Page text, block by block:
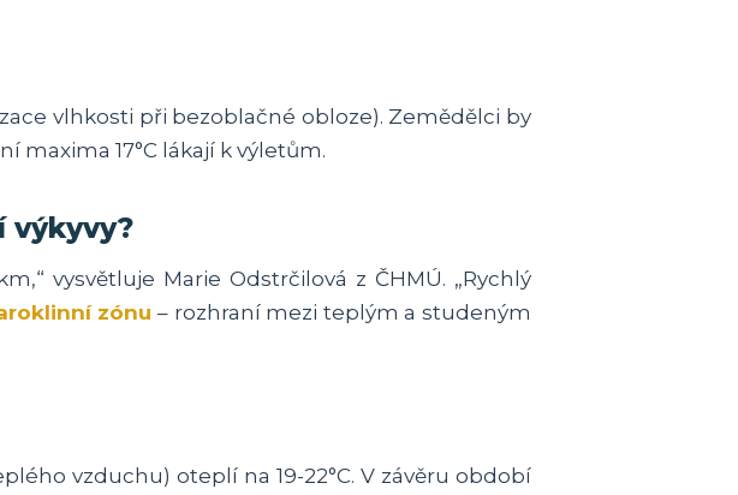
vlhkosti při bezoblačné obloze). Zemědělci by
maxima 17°C lákají k výletům.
výkyvy?
vysvětluje Marie Odstrčilová z ČHMÚ. „Rychlý
zónu – rozhraní mezi teplým a studeným
vzduchu) oteplí na 19-22°C. V závěru období